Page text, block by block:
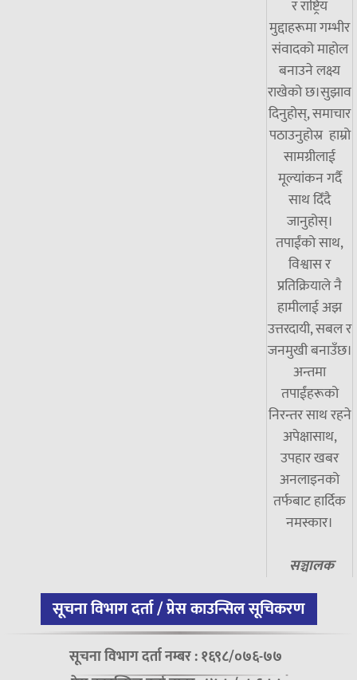
र राष्ट्रिय
मुद्दाहरूमा गम्भीर
संवादको माहोल
बनाउने लक्ष्य
राखेको छ।सुझाव
दिनुहोस्, समाचार
पठाउनुहोस्र हाम्रो
सामग्रीलाई
मूल्यांकन गर्दै
साथ दिँदै
जानुहोस्।
तपाईंको साथ,
विश्वास र
प्रतिक्रियाले नै
हामीलाई अझ
उत्तरदायी, सबल र
जनमुखी बनाउँछ।
अन्तमा
तपाईंहरूको
निरन्तर साथ रहने
अपेक्षासाथ,
उपहार खबर
अनलाइनको
तर्फबाट हार्दिक
नमस्कार।
सञ्चालक
सूचना विभाग दर्ता / प्रेस काउन्सिल सूचिकरण
सूचना विभाग दर्ता नम्बर : १६९८/०७६-७७